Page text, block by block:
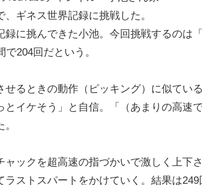
ギネス世界記録に挑戦した。
に挑んできた小池。今回挑戦するのは
204回だという。
るときの動作（ピッキング）に似てい
とイケそう」と自信。「（あまりの高速
ックを超高速の指づかいで激しく上下
ラストスパートをかけていく。結果は